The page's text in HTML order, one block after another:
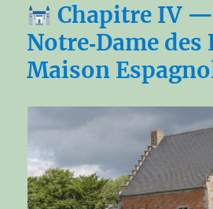
Chapitre IV —
Notre‑Dame des
Maison